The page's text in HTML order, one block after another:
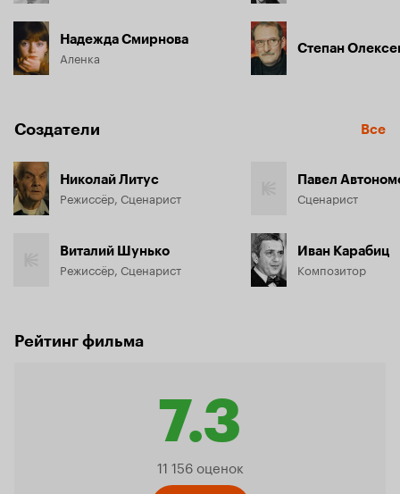
Надежда Смирнова
Аленка Степан
Создатели Все
Николай Литус
Режиссёр, Сценарист
Виталий Шунько
Режиссёр, Сценарист
Павел
Сценарист
Иван Карабиц
Композитор
Рейтинг фильма
7.3
Рейтинг
11 156 оценок